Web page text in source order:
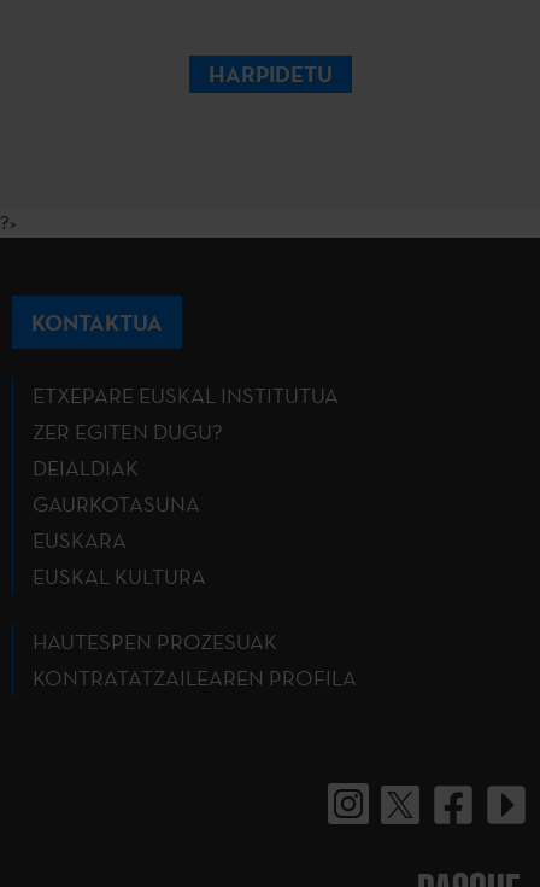
HARPIDETU
?>
KONTAKTUA
ETXEPARE EUSKAL INSTITUTUA
ZER EGITEN DUGU?
DEIALDIAK
GAURKOTASUNA
EUSKARA
EUSKAL KULTURA
HAUTESPEN PROZESUAK
KONTRATATZAILEAREN PROFILA